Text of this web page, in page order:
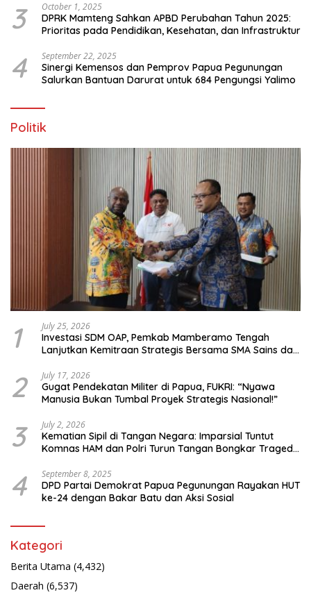
3 October 1, 2025
DPRK Mamteng Sahkan APBD Perubahan Tahun 2025:
Prioritas pada Pendidikan, Kesehatan, dan Infrastruktur
4 September 22, 2025
Sinergi Kemensos dan Pemprov Papua Pegunungan
Salurkan Bantuan Darurat untuk 684 Pengungsi Yalimo
Politik
1 July 25, 2026
Investasi SDM OAP, Pemkab Mamberamo Tengah
Lanjutkan Kemitraan Strategis Bersama SMA Sains dan
2 July 17, 2026
Gugat Pendekatan Militer di Papua, FUKRI: “Nyawa
Manusia Bukan Tumbal Proyek Strategis Nasional!”
3 July 2, 2026
Kematian Sipil di Tangan Negara: Imparsial Tuntut
Komnas HAM dan Polri Turun Tangan Bongkar Tragedi
4 September 8, 2025
DPD Partai Demokrat Papua Pegunungan Rayakan HUT
ke-24 dengan Bakar Batu dan Aksi Sosial
Kategori
Berita Utama (4,432)
Daerah (6,537)